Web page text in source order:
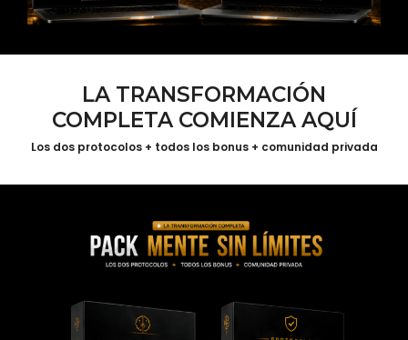
LA TRANSFORMACIÓN
COMPLETA COMIENZA AQUÍ
Los dos protocolos + todos los bonus + comunidad privada